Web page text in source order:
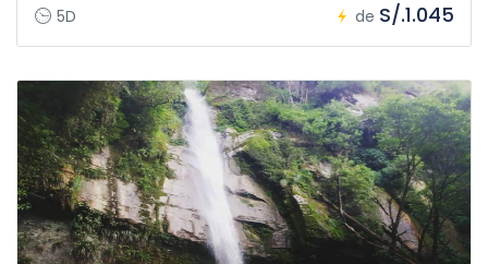
5D de S/.1.045